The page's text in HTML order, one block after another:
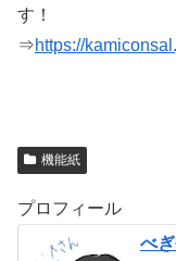
す！
⇒https://
機能紙
プロフィール
べ